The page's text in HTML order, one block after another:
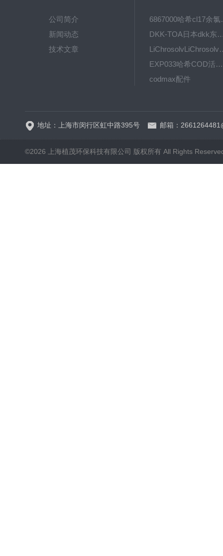
公司简介
新闻动态
技术文章
6867000
DKK-TOA日本dkk东亚电
EXP033哈希COD活塞泵价格 EXP033
codmax配件
地址：上海市闵行区虹中路395号 邮箱：
©2026 上海植茂环保科技有限公司 版权所有 All Rights